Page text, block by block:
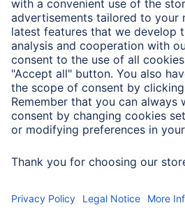
Połączenie USB-
Właściwości elektrotechniczne
Maks. prędkość przesyłu
danych